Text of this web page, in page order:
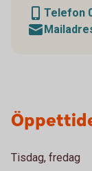
Telefon
Tisdag, fredag